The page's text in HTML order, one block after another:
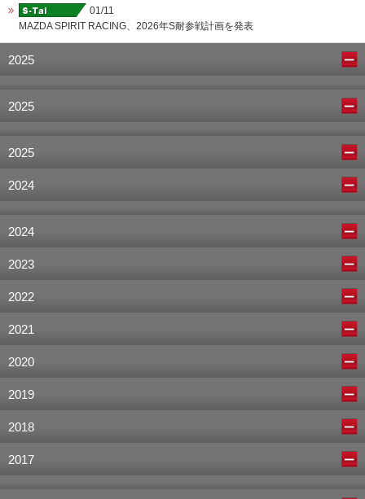
01/11
MAZDA SPIRIT RACING、2026年S耐参戦計画を発表
2025
2025
2025
2024
2024
2023
2022
2021
2020
2019
2018
2017